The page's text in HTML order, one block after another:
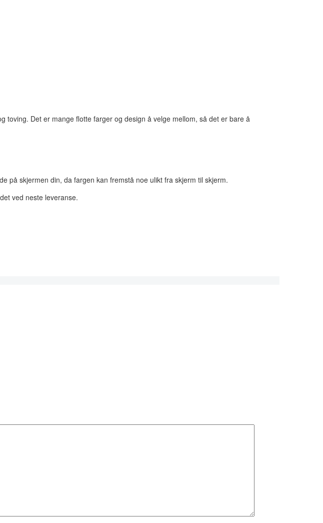
toving. Det er mange flotte farger og design å velge mellom, så det er bare å
på skjermen din, da fargen kan fremstå noe ulikt fra skjerm til skjerm.
ved neste leveranse.